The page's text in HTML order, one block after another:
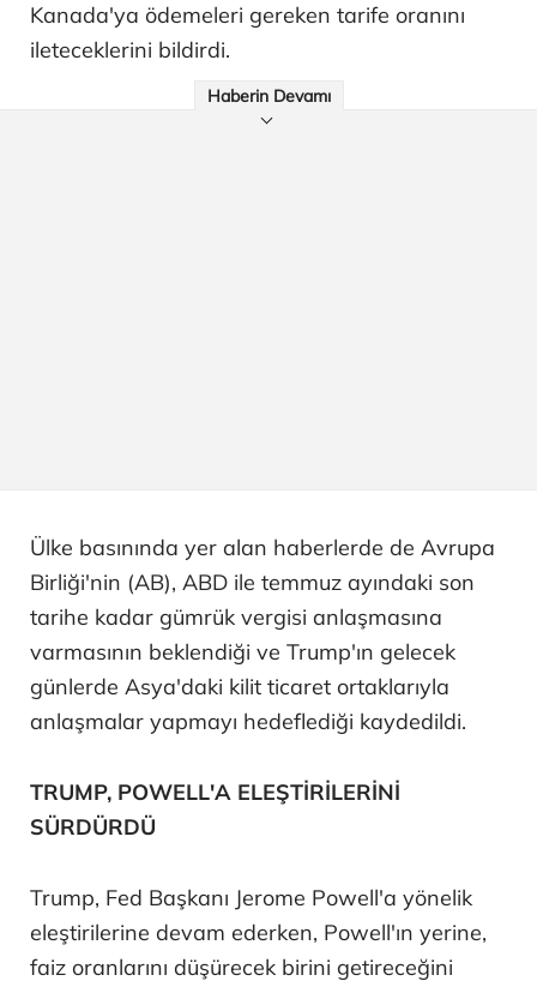
Kanada'ya ödemeleri gereken tarife oranını
ileteceklerini bildirdi.
Haberin Devamı
Ülke basınında yer alan haberlerde de Avrupa
Birliği'nin (AB), ABD ile temmuz ayındaki son
tarihe kadar gümrük vergisi anlaşmasına
varmasının beklendiği ve Trump'ın gelecek
günlerde Asya'daki kilit ticaret ortaklarıyla
anlaşmalar yapmayı hedeflediği kaydedildi.
TRUMP, POWELL'A ELEŞTİRİLERİNİ
SÜRDÜRDÜ
Trump, Fed Başkanı Jerome Powell'a yönelik
eleştirilerine devam ederken, Powell'ın yerine,
faiz oranlarını düşürecek birini getireceğini